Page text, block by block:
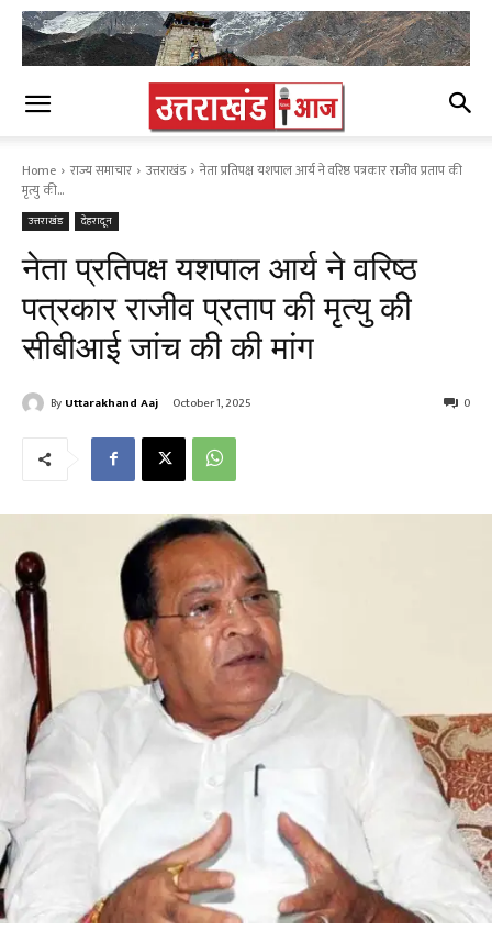
Home राज्य समाचार उत्तराखंड
नेता प्रतिपक्ष यशपाल आर्य ने वरिष्ठ पत्रकार राजीव प्रताप की
मृत्यु की...
उत्तराखंड देहरादून
नेता प्रतिपक्ष यशपाल आर्य ने वरिष्ठ
पत्रकार राजीव प्रताप की मृत्यु की
सीबीआई जांच की की मांग
By Uttarakhand Aaj October 1, 2025 0